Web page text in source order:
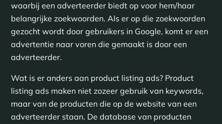
waarbij een adverteerder biedt op voor hem/haar
belangrijke zoekwoorden. Als er op die zoekwoorden
gezocht wordt door gebruikers in Google, komt er een
advertentie naar voren die gemaakt is door een
adverteerder.
Wat is er anders aan product listing ads? Product
listing ads maken niet zozeer gebruik van keywords,
maar van de producten die op de website van een
adverteerder staan. De database van producten